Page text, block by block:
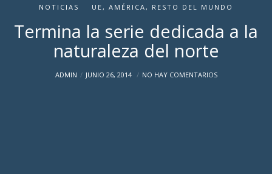
NOTICIAS UE, AMÉRICA, RESTO DEL MUNDO
Termina la serie dedicada a la
naturaleza del norte
ADMIN JUNIO 26, 2014 NO HAY COMENTARIOS